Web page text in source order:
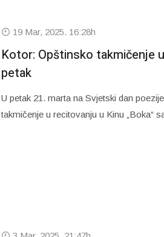
19 Mar, 2025. 16:28h
Kotor: Opštinsko takmičenje
petak
U petak 21. marta na Svjetski dan
takmičenje u recitovanju u Kinu „Boka“